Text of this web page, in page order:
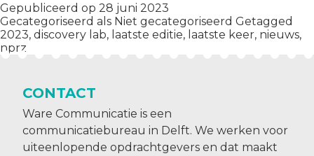
keer
Gepubliceerd op 28 juni 2023
Gecategoriseerd als Niet gecategoriseerd Getagged
2023, discovery lab, laatste editie, laatste keer, nieuws,
nprz
CONTACT
Ware Communicatie is een
communicatiebureau in Delft. We werken voor
uiteenlopende opdrachtgevers en dat maakt